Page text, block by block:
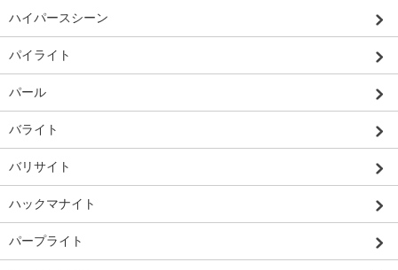
ハイパースシーン
パイライト
パール
バライト
バリサイト
ハックマナイト
パープライト